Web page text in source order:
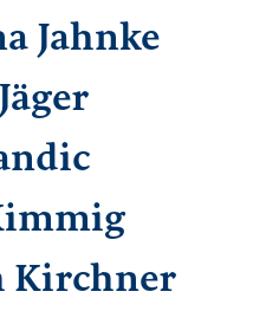
Jahnke
Kirchner